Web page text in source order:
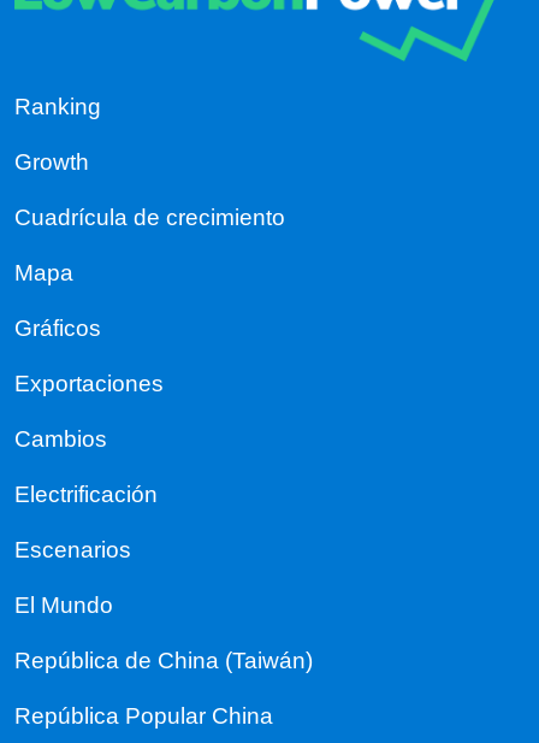
Ranking
Growth
Cuadrícula de crecimiento
Mapa
Gráficos
Exportaciones
Cambios
Electrificación
Escenarios
El Mundo
República de China (Taiwán)
República Popular China